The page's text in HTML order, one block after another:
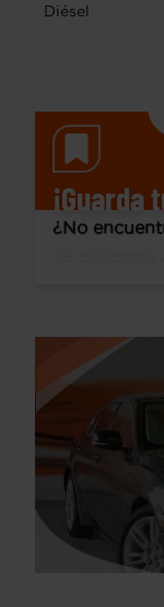
Diésel
¡Guarda
¿No